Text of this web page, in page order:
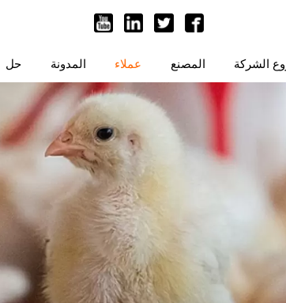
الشركة المصنع عملاء المدونة حل